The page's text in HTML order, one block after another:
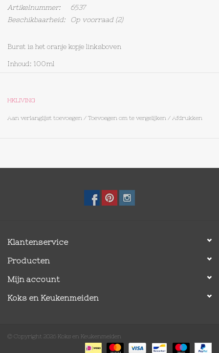
Olieflessen
Artikelnummer:
6537
Beschikbaarheid:
Op voorraad(2)
Burst is het oranje kopje linksboven
Inhoud: 100ml
HKLIVING
Aan verlanglijst toevoegen / Toevoegen om te vergelijken / Afdrukken
Klantenservice
Producten
Mijn account
Koks en Keukenmeiden
© Copyright 2026 Koks en Keukenmeiden